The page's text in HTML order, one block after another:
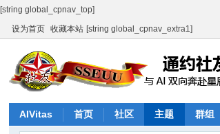
[string global_cpnav_top]
设为首页
收藏本站 [string global_cpnav_extra1]
AIVitas 首页 社区 主题 群组